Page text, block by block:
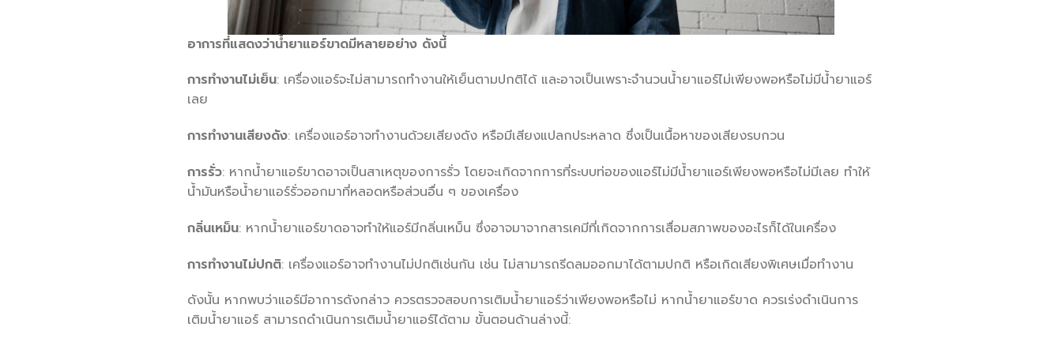
อาการที่แสดงว่าน้ำยาแอร์ขาดมีหลายอย่าง ดังนี้
การทำงานไม่เย็น: เครื่องแอร์จะไม่สามารถทำงานให้เย็นตามปกติได้ และอาจเป็นเพราะจำนวนน้ำยาแอร์ไม่เพียงพอหรือไม่มีน้ำยาแอร์
เลย
การทำงานเสียงดัง: เครื่องแอร์อาจทำงานด้วยเสียงดัง หรือมีเสียงแปลกประหลาด ซึ่งเป็นเนื้อหาของเสียงรบกวน
การรั่ว: หากน้ำยาแอร์ขาดอาจเป็นสาเหตุของการรั่ว โดยจะเกิดจากการที่ระบบท่อของแอร์ไม่มีน้ำยาแอร์เพียงพอหรือไม่มีเลย ทำให้
น้ำมันหรือน้ำยาแอร์รั่วออกมาที่หลอดหรือส่วนอื่น ๆ ของเครื่อง
กลิ่นเหม็น: หากน้ำยาแอร์ขาดอาจทำให้แอร์มีกลิ่นเหม็น ซึ่งอาจมาจากสารเคมีที่เกิดจากการเสื่อมสภาพของอะไรก็ได้ในเครื่อง
การทำงานไม่ปกติ: เครื่องแอร์อาจทำงานไม่ปกติเช่นกัน เช่น ไม่สามารถรีดลมออกมาได้ตามปกติ หรือเกิดเสียงพิเศษเมื่อทำงาน
ดังนั้น หากพบว่าแอร์มีอาการดังกล่าว ควรตรวจสอบการเติมน้ำยาแอร์ว่าเพียงพอหรือไม่ หากน้ำยาแอร์ขาด ควรเร่งดำเนินการ
เติมน้ำยาแอร์ สามารถดำเนินการเติมน้ำยาแอร์ได้ตาม ขั้นตอนด้านล่างนี้: